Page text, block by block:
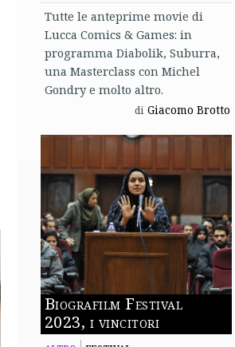
Tutte le anteprime movie di
Lucca Comics & Games: in
programma Diabolik, Suburra,
una Masterclass con Michel
Gondry e molto altro.
di Giacomo Brotto
Biografilm Festival
2023, i vincitori